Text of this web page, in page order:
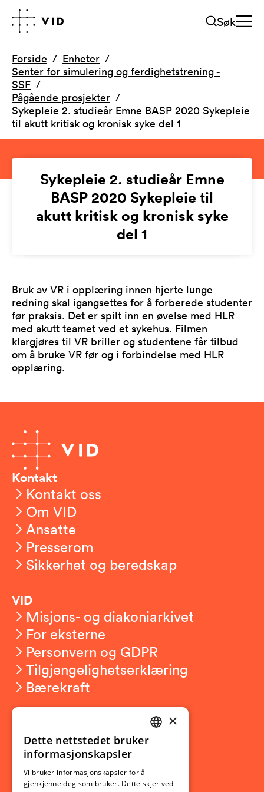
Søk
Forside
Enheter
Senter for simulering og ferdighetstrening -
SSF
Pågående prosjekter
Sykepleie 2. studieår Emne BASP 2020 Sykepleie
til akutt kritisk og kronisk syke del 1
Sykepleie 2. studieår Emne
BASP 2020 Sykepleie til
akutt kritisk og kronisk syke
del 1
Bruk av VR i opplæring innen hjerte lunge
redning skal igangsettes for å forberede studenter
før praksis. Det er spilt inn en øvelse med HLR
med akutt teamet ved et sykehus. Filmen
klargjøres til VR briller og studentene får tilbud
om å bruke VR før og i forbindelse med HLR
opplæring.
Kontakt
Kontakt oss
Om VID
Ansatte
Presserom
Sikkerhet og beredskap
VID
Misjons- og diakoniarkivet
For eksterne
Personvern og GDPR
Tilgjengelighetserklæring
Bærekraft
Ny student
Utveksling
Opptak
NORWEGIAN
×
Dette nettstedet bruker
informasjonskapsler
Vi bruker informasjonskapsler for å
gjenkjenne deg som bruker. Dette skjer ved